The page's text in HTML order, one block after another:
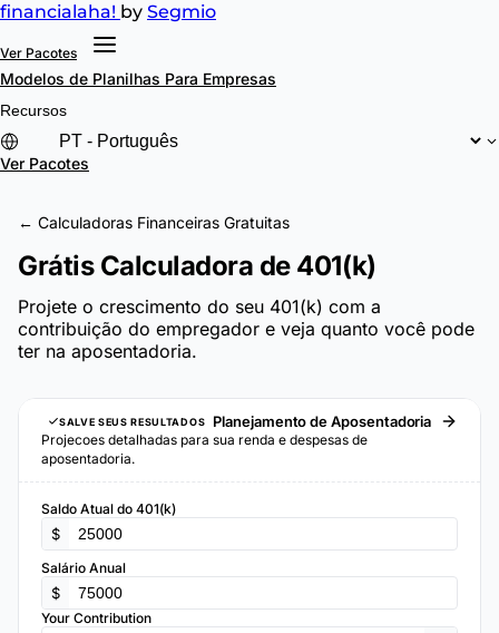
financialaha! by Segmio
Ver Pacotes
Modelos de Planilhas Para Empresas
Recursos
Ver Pacotes
← Calculadoras Financeiras Gratuitas
Grátis Calculadora de 401(k)
Projete o crescimento do seu 401(k) com a
contribuição do empregador e veja quanto você pode
ter na aposentadoria.
SALVE SEUS RESULTADOS Planejamento de Aposentadoria
Projecoes detalhadas para sua renda e despesas de
aposentadoria.
Saldo Atual do 401(k)
$
Salário Anual
$
Your Contribution